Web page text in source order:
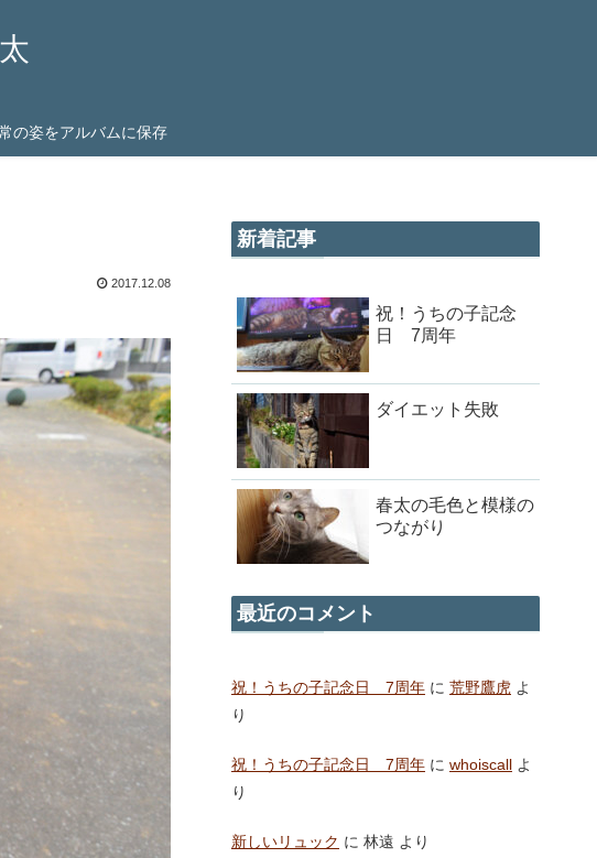
の姿をアルバムに保存
2017.12.08
新着記事
祝！うちの子記念
日 7周年
ダイエット失敗
春太の毛色と模様の
つながり
最近のコメント
祝！うちの子記念日 7周年 に 荒野鷹虎 よ
り
祝！うちの子記念日 7周年 に whoiscall よ
り
新しいリュック に 林遠 より